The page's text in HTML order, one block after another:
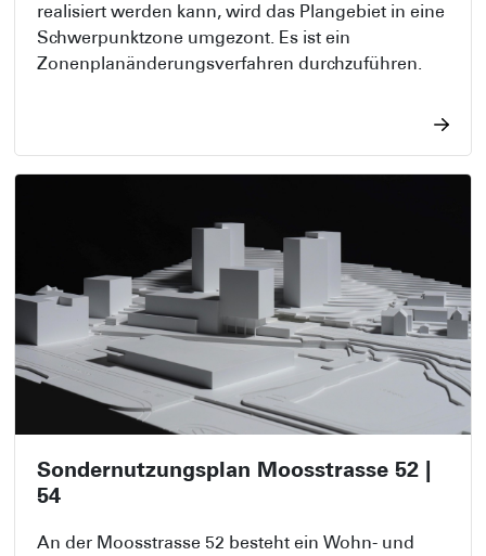
realisiert werden kann, wird das Plangebiet in eine
Schwerpunktzone umgezont. Es ist ein
Zonenplanänderungsverfahren durchzuführen.
Sondernutzungsplan Moosstrasse 52 |
54
An der Moosstrasse 52 besteht ein Wohn- und